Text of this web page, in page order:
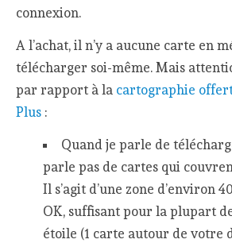
connexion.
A l’achat, il n’y a aucune carte en
télécharger soi-même. Mais
par rapport à la cartographie
Plus :
Quand je parle de
parle pas de cartes qui
Il s’agit d’une zone d’environ
OK, suffisant pour la plupart
étoile (1 carte autour de votre